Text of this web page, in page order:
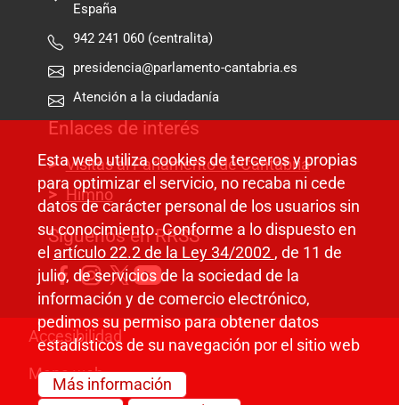
España
942 241 060 (centralita)
presidencia@parlamento-cantabria.es
Atención a la ciudadanía
Enlaces de interés
Visitas al Parlamento de Cantabria
Himno
Síguenos en RRSS
Pie de página
Accesibilidad
Mapa web
Esta web utiliza cookies de terceros y propias
para optimizar el servicio, no recaba ni cede
datos de carácter personal de los usuarios sin
su conocimiento. Conforme a lo dispuesto en
el artículo 22.2 de la Ley 34/2002 , de 11 de
julio, de servicios de la sociedad de la
información y de comercio electrónico,
pedimos su permiso para obtener datos
estadísticos de su navegación por el sitio web
Más información